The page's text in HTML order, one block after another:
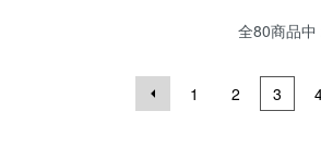
全80商品中
1 2 3